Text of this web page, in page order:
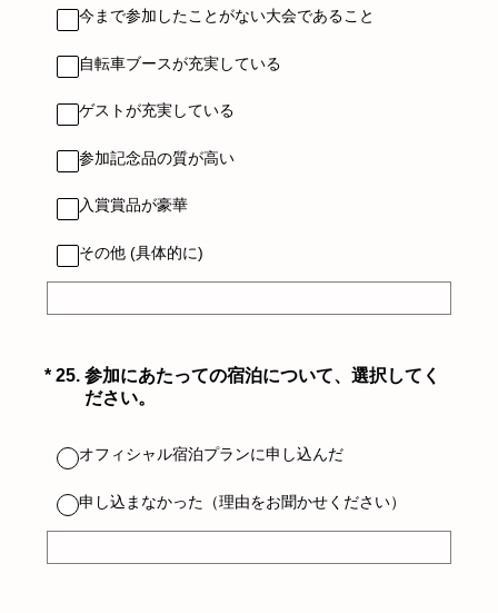
今まで参加したことがない大会であること
自転車ブースが充実している
ゲストが充実している
参加記念品の質が高い
入賞賞品が豪華
その他 (具体的に)
* 25. 参加にあたっての宿泊について、選択してく
ださい。
（必須）
オフィシャル宿泊プランに申し込んだ
申し込まなかった（理由をお聞かせください）